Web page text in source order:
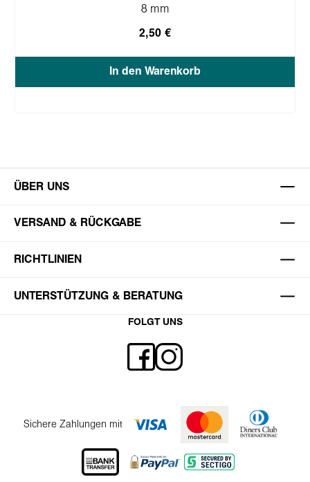
8 mm
2,50 €
In den Warenkorb
ÜBER UNS
VERSAND & RÜCKGABE
RICHTLINIEN
UNTERSTÜTZUNG & BERATUNG
FOLGT UNS
Sichere Zahlungen mit